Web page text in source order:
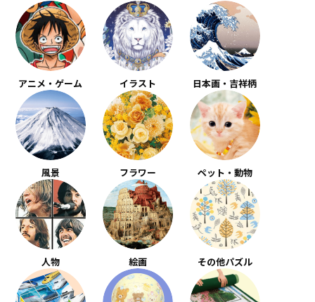
アニメ・ゲーム イラスト 日本画・吉祥柄
風景 フラワー ペット・動物
人物 絵画 その他パズル